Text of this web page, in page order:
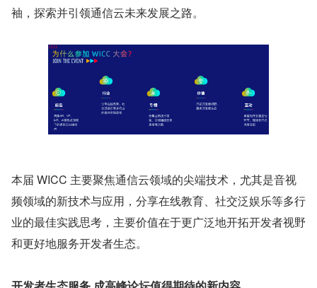
袖，探索并引领通信云未来发展之路。
本届 WICC 主要聚焦通信云领域的尖端技术，尤其是音视
频领域的新技术与应用，分享在线教育、社交泛娱乐等多行
业的最佳实践思考，主要价值在于更广泛地开拓开发者视野
和更好地服务开发者生态。